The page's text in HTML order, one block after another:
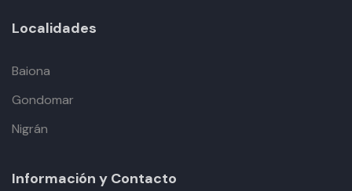
Localidades
Baiona
Gondomar
Nigrán
Información y Contacto